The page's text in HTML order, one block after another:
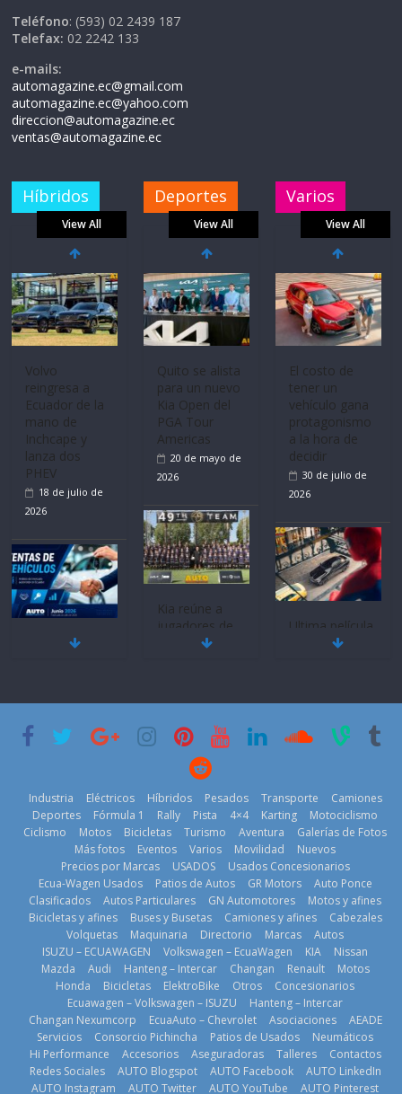
Teléfono: (593) 02 2439 187
Telefax: 02 2242 133
e-mails:
automagazine.ec@gmail.com
automagazine.ec@yahoo.com
direccion@automagazine.ec
ventas@automagazine.ec
Híbridos
View All
Volvo
reingresa a
Ecuador de la
mano de
Inchcape y
lanza dos
PHEV
18 de julio de
2026
Mercado
historia
11 de julio de
BMW, Toyota,
Bosch y
prueban flota
que usa
gasolina 100%
renovable
25 de julio de
2026
Deportes
View All
La FEDAK
recibe 12
Sinotruk
Bolden para
cubrir las rutas
de La Vuelta
31 de julio de
2026
Quito se alista
para un nuevo
Kia Open del
PGA Tour
Americas
20 de mayo de
Kia reúne a
jugadores de
fútbol de todo
el mundo en
‘Kia OMBC
Cup’
6 de mayo de
2026
La Vuelta al
Ecuador 2026,
edición 47ª,
recorre 7
Varios
View All
El costo de
tener un
vehículo gana
protagonismo
a la hora de
decidir
30 de julio de
2026
Ultima película
‘Spider‑Man:
29 de julio de
¿Qué puede
pasar con tu
vehículo si
permanece
varios días sin
usar?
3 de agosto de
2026
Industria Eléctricos Híbridos Pesados Transporte
Camiones
Deportes
Fórmula 1 Rally Pista 4×4 Karting
Motociclismo
Ciclismo
Motos Bicicletas Turismo Aventura
Galerías de Fotos
Más fotos
Eventos Varios Movilidad
Nuevos
Precios por Marcas
USADOS
Usados Concesionarios
Ecua-Wagen Usados
Patios de Autos GR Motors
Auto Ponce
Clasificados
Autos Particulares GN Automotores
Motos y afines
Bicicletas y afines
Buses y Busetas Camiones y afines
Cabezales
Volquetas
Maquinaria Directorio Marcas
Autos
ISUZU – ECUAWAGEN
Volkswagen – EcuaWagen KIA
Nissan
Mazda
Audi Hanteng – Intercar Changan Renault
Motos
Honda
Bicicletas ElektroBike Otros
Concesionarios
Ecuawagen – Volkswagen – ISUZU
Hanteng – Intercar
Changan Nexumcorp
EcuaAuto – Chevrolet Asociaciones
AEADE
Servicios
Consorcio Pichincha Patios de Usados
Neumáticos
Hi Performance
Accesorios Aseguradoras Talleres
Contactos
Redes Sociales
AUTO Blogspot AUTO Facebook
AUTO LinkedIn
AUTO Instagram
AUTO Twitter AUTO YouTube AUTO Pinterest